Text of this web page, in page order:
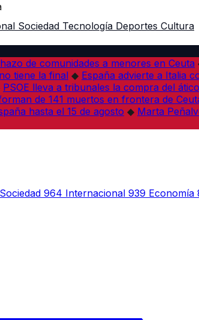
Sociedad Tecnología Deportes Cultura
de comunidades a menores en Ceuta
tiene la final ◆ España advierte a Italia
PSOE lleva a tribunales la compra del
de 141 muertos en frontera de
hasta el 15 de agosto ◆ Marta
Sociedad 964 Internacional 939 Economía